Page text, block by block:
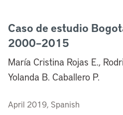
Caso de estudio
2000–2015
María Cristina Rojas E.,
Yolanda B. Caballero P.
April 2019, Spanish